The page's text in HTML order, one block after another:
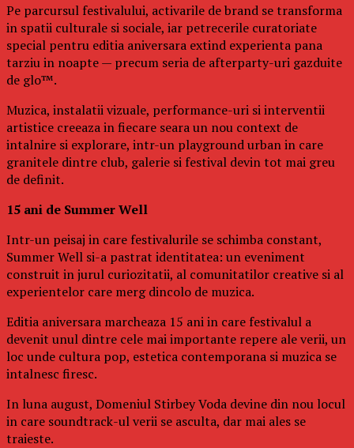
Pe parcursul festivalului, activarile de brand se transforma
in spatii culturale si sociale, iar petrecerile curatoriate
special pentru editia aniversara extind experienta pana
tarziu in noapte — precum seria de afterparty-uri gazduite
de glo™.
Muzica, instalatii vizuale, performance-uri si interventii
artistice creeaza in fiecare seara un nou context de
intalnire si explorare, intr-un playground urban in care
granitele dintre club, galerie si festival devin tot mai greu
de definit.
15 ani de Summer Well
Intr-un peisaj in care festivalurile se schimba constant,
Summer Well si-a pastrat identitatea: un eveniment
construit in jurul curiozitatii, al comunitatilor creative si al
experientelor care merg dincolo de muzica.
Editia aniversara marcheaza 15 ani in care festivalul a
devenit unul dintre cele mai importante repere ale verii, un
loc unde cultura pop, estetica contemporana si muzica se
intalnesc firesc.
In luna august, Domeniul Stirbey Voda devine din nou locul
in care soundtrack-ul verii se asculta, dar mai ales se
traieste.